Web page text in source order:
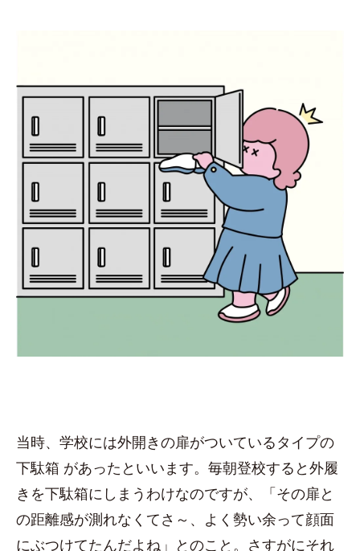
当時、学校には外開きの扉がついているタイプの
下駄箱 があったといいます。毎朝登校すると外履
きを下駄箱にしまうわけなのですが、「その扉と
の距離感が測れなくてさ～、よく勢い余って顔面
にぶつけてたんだよね」とのこと。さすがにそれ